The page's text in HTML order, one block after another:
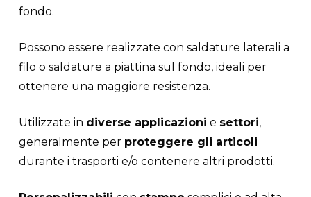
fondo.
Possono essere realizzate con saldature laterali a
filo o saldature a piattina sul fondo, ideali per
ottenere una maggiore resistenza.
Utilizzate in diverse applicazioni e settori,
generalmente per proteggere gli articoli
durante i trasporti e/o contenere altri prodotti.